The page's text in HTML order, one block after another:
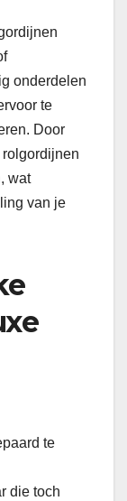
onderdelen
te
Door
wat
van je
te
die toch